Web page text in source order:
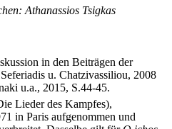
Athanassios Tsigkas
in den Beiträgen der
u. Chatzivassiliou, 2008
u.a., 2015, S.44-45.
Lieder des Kampfes),
in Paris aufgenommen und